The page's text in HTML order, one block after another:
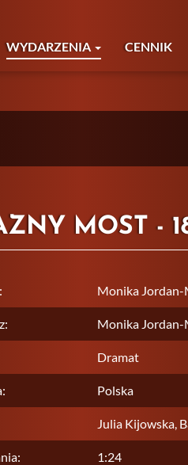
WYDARZENIA CENNIK
MOST -
Monika Jordan-
Monika Jordan-
Dramat
Polska
Julia Kijowska,
1:24